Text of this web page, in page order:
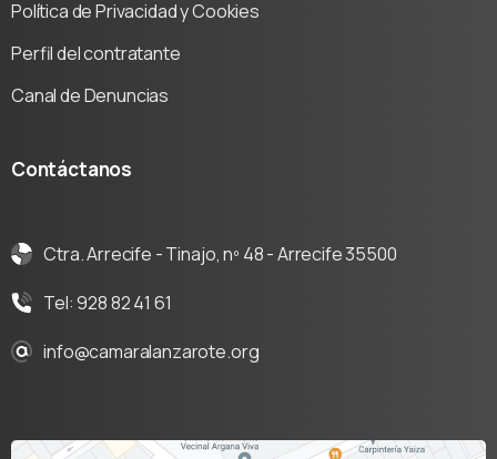
Política de Privacidad y Cookies
Perfil del contratante
Canal de Denuncias
Contáctanos
Ctra. Arrecife - Tinajo, nº 48 - Arrecife 35500
Tel: 928 82 41 61
info@camaralanzarote.org